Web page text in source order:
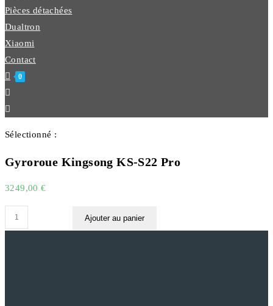
Pièces détachées
Dualtron
Xiaomi
Contact
0
Sélectionné :
Gyroroue Kingsong KS-S22 Pro
3249,00€
quantité
de
Ajouter au panier